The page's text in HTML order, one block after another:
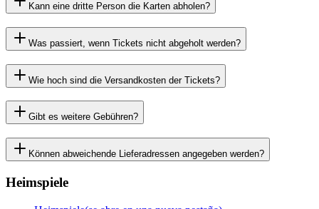
Kann eine dritte Person die Karten abholen?
Was passiert, wenn Tickets nicht abgeholt werden?
Wie hoch sind die Versandkosten der Tickets?
Gibt es weitere Gebühren?
Können abweichende Lieferadressen angegeben werden?
Heimspiele